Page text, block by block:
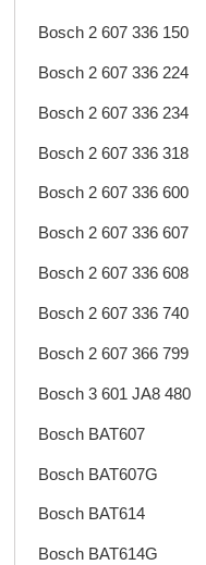
Bosch 2 607 336 150
Bosch 2 607 336 224
Bosch 2 607 336 234
Bosch 2 607 336 318
Bosch 2 607 336 600
Bosch 2 607 336 607
Bosch 2 607 336 608
Bosch 2 607 336 740
Bosch 2 607 366 799
Bosch 3 601 JA8 480
Bosch BAT607
Bosch BAT607G
Bosch BAT614
Bosch BAT614G